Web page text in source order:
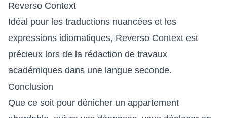
Reverso Context
Idéal pour les traductions nuancées et les
expressions idiomatiques, Reverso Context est
précieux lors de la rédaction de travaux
académiques dans une langue seconde.
Conclusion
Que ce soit pour dénicher un appartement